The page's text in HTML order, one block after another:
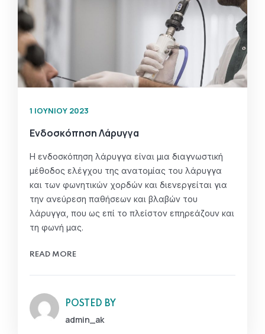
1 ΙΟΥΝΊΟΥ 2023
Ενδοσκόπηση Λάρυγγα
Η ενδοσκόπηση λάρυγγα είναι μια διαγνωστική
μέθοδος ελέγχου της ανατομίας του λάρυγγα
και των φωνητικών χορδών και διενεργείται για
την ανεύρεση παθήσεων και βλαβών του
λάρυγγα, που ως επί το πλείστον επηρεάζουν και
τη φωνή μας.
READ MORE
POSTED BY
admin_ak